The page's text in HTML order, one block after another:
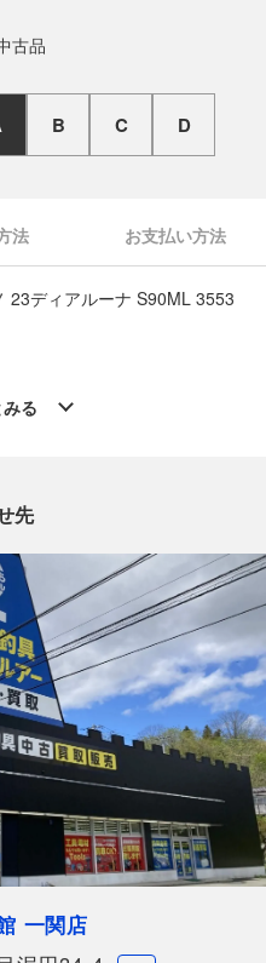
古品
B C D
法 お支払い方法
23ディアルーナ S90ML 3553
公式オンラインストアの出
良い中古品
脚宅配便170サイズ
を導入し、店頭や他ネットシ
、
間に合わず欠品となってしま
ルさせていただく場合がござ
る
先
一関店